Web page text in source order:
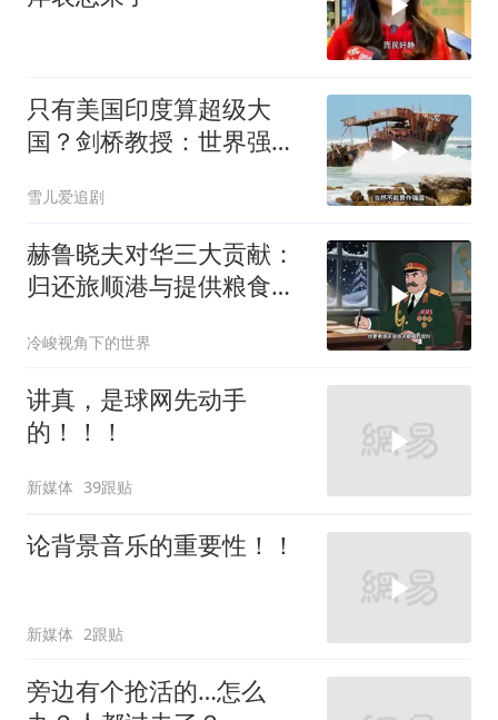
只有美国印度算超级大
国？剑桥教授：世界强国
雪儿爱追剧
赫鲁晓夫对华三大贡献：
归还旅顺港与提供粮食援
冷峻视角下的世界
讲真，是球网先动手
的！！！
新媒体 39跟贴
论背景音乐的重要性！！
新媒体 2跟贴
旁边有个抢活的…怎么